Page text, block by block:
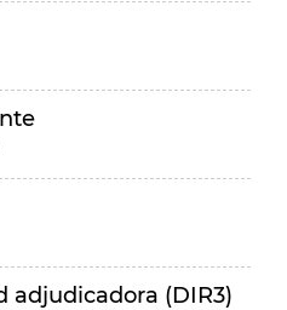
adjudicadora (DIR3)